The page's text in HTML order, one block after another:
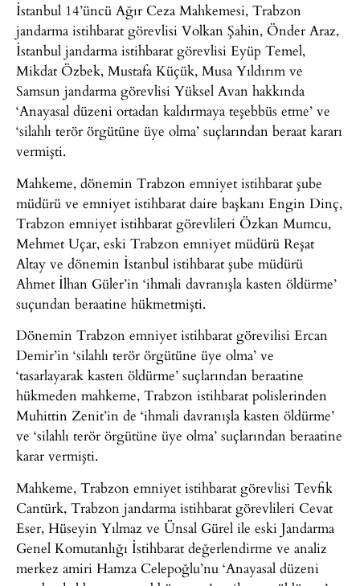
İstanbul 14’üncü Ağır Ceza Mahkemesi, Trabzon
jandarma istihbarat görevlisi Volkan Şahin, Önder Araz,
İstanbul jandarma istihbarat görevlisi Eyüp Temel,
Mikdat Özbek, Mustafa Küçük, Musa Yıldırım ve
Samsun jandarma görevlisi Yüksel Avan hakkında
‘Anayasal düzeni ortadan kaldırmaya teşebbüs etme’ ve
‘silahlı terör örgütüne üye olma’ suçlarından beraat kararı
vermişti.
Mahkeme, dönemin Trabzon emniyet istihbarat şube
müdürü ve emniyet istihbarat daire başkanı Engin Dinç,
Trabzon emniyet istihbarat görevlileri Özkan Mumcu,
Mehmet Uçar, eski Trabzon emniyet müdürü Reşat
Altay ve dönemin İstanbul istihbarat şube müdürü
Ahmet İlhan Güler’in ‘ihmali davranışla kasten öldürme’
suçundan beraatine hükmetmişti.
Dönemin Trabzon emniyet istihbarat görevilisi Ercan
Demir’in ‘silahlı terör örgütüne üye olma’ ve
‘tasarlayarak kasten öldürme’ suçlarından beraatine
hükmeden mahkeme, Trabzon istihbarat polislerinden
Muhittin Zenit’in de ‘ihmali davranışla kasten öldürme’
ve ‘silahlı terör örgütüne üye olma’ suçlarından beraatine
karar vermişti.
Mahkeme, Trabzon emniyet istihbarat görevlisi Tevfik
Cantürk, Trabzon jandarma istihbarat görevlileri Cevat
Eser, Hüseyin Yılmaz ve Ünsal Gürel ile eski Jandarma
Genel Komutanlığı İstihbarat değerlendirme ve analiz
merkez amiri Hamza Celepoğlu’nu ‘Anayasal düzeni